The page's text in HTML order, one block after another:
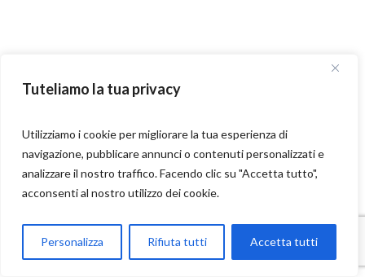
Tuteliamo la tua privacy
Utilizziamo i cookie per migliorare la tua esperienza di
navigazione, pubblicare annunci o contenuti personalizzati e
analizzare il nostro traffico. Facendo clic su "Accetta tutto",
acconsenti al nostro utilizzo dei cookie.
Personalizza Rifiuta tutti Accetta tutti
Parla con Motoexplora
Open chaty